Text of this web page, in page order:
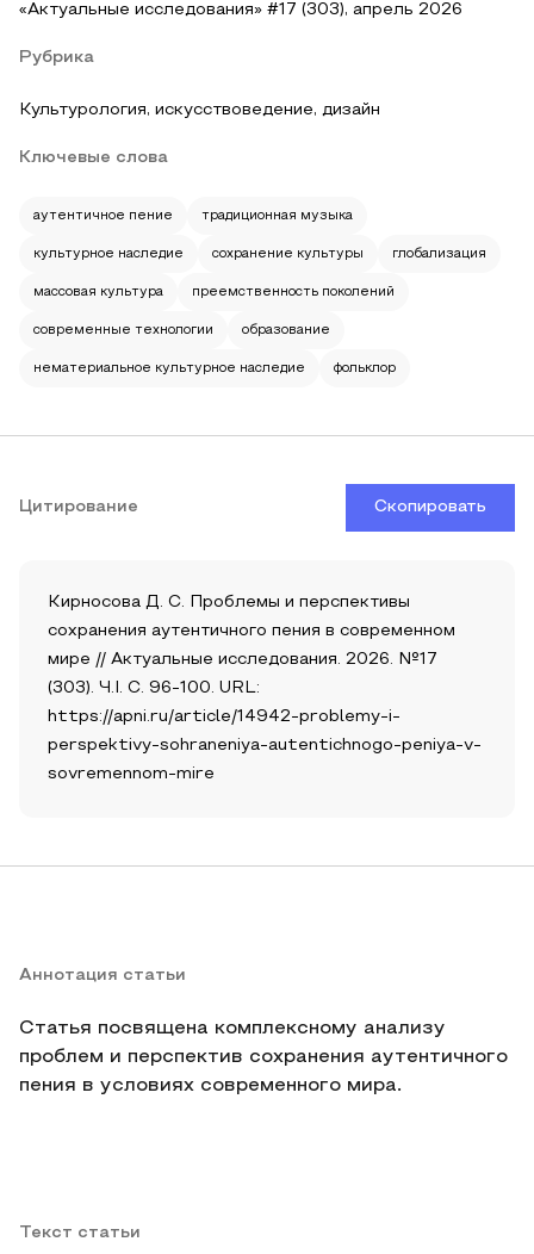
«Актуальные исследования» #17 (303), апрель 2026
Рубрика
Культурология, искусствоведение, дизайн
Ключевые слова
аутентичное пение традиционная музыка
культурное наследие сохранение культуры глобализация
массовая культура преемственность поколений
современные технологии образование
нематериальное культурное наследие фольклор
Цитирование Скопировать
Кирносова Д. С. Проблемы и перспективы
сохранения аутентичного пения в современном
мире // Актуальные исследования. 2026. №17
(303). Ч.I. С. 96-100. URL:
https://apni.ru/article/14942-problemy-i-
perspektivy-sohraneniya-autentichnogo-peniya-v-
sovremennom-mire
Аннотация статьи
Статья посвящена комплексному анализу
проблем и перспектив сохранения аутентичного
пения в условиях современного мира.
Текст статьи